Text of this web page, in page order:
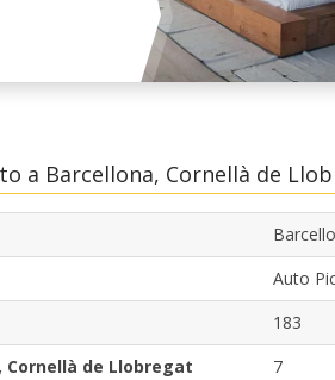
a Barcellona, Cornellà de
Auto
183
de Llobregat
7